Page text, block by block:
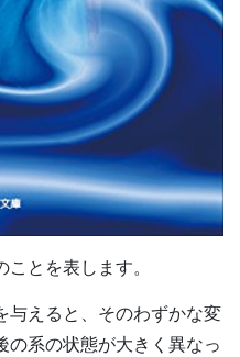
とを表します。
与えると、そのわずかな変
系の状態が大きく異なっ